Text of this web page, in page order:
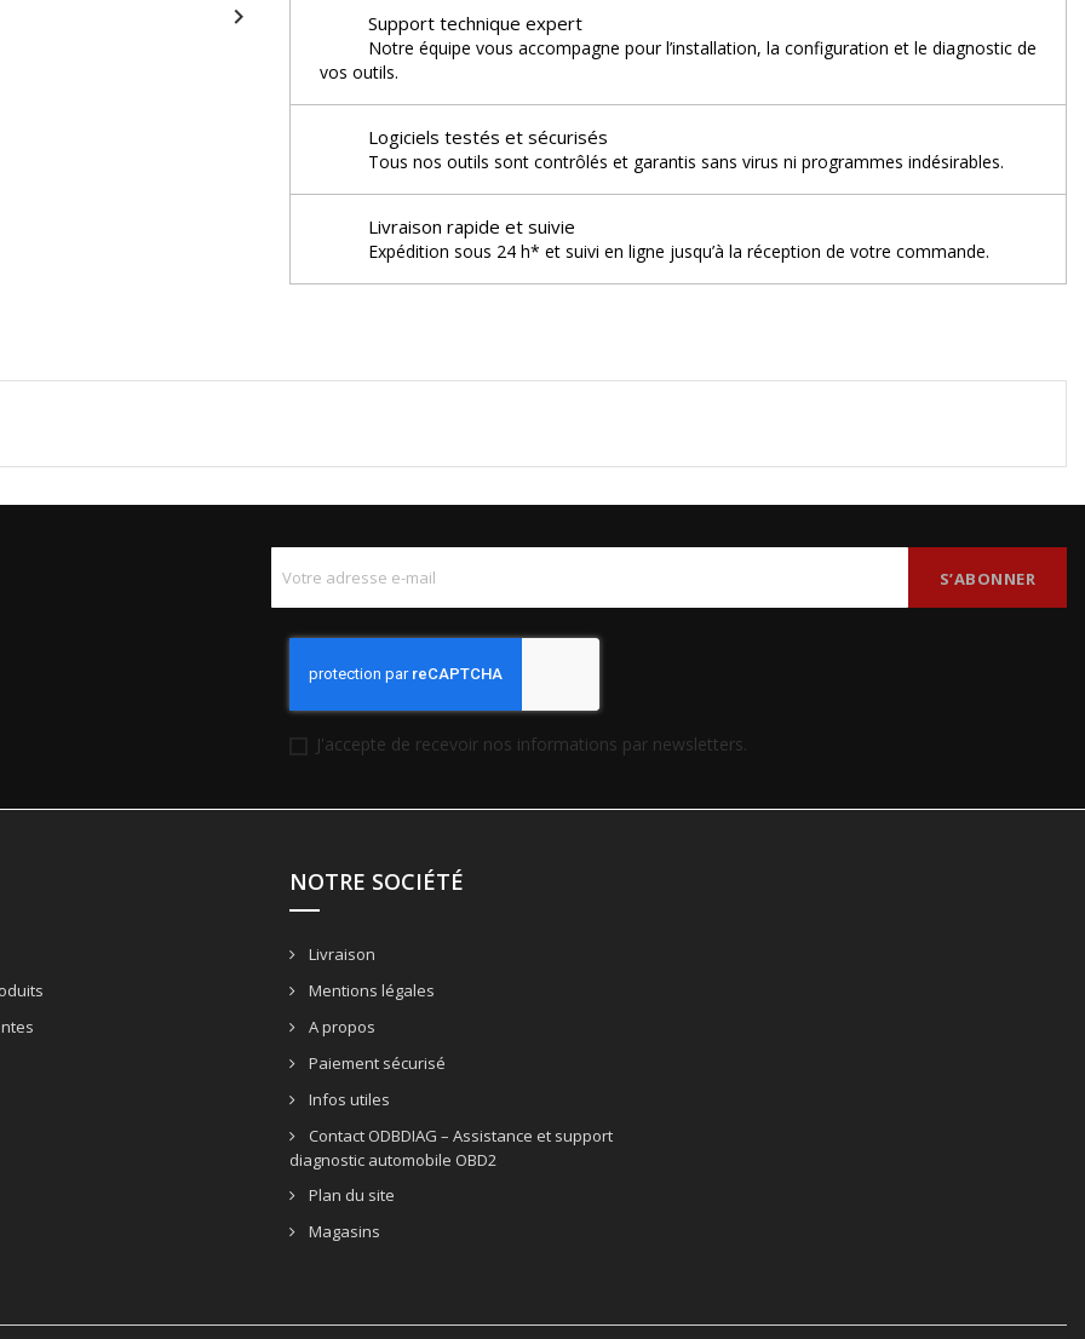
 Support technique expert
Notre équipe vous accompagne pour l’installation, la configuration et le diagnostic de
vos outils.
Logiciels testés et sécurisés
Tous nos outils sont contrôlés et garantis sans virus ni programmes indésirables.
Livraison rapide et suivie
Expédition sous 24 h* et suivi en ligne jusqu’à la réception de votre commande.
J'accepte de recevoir nos informations par newsletters.
NOTRE SOCIÉTÉ
Livraison
Mentions légales
A propos
Paiement sécurisé
Infos utiles
Contact ODBDIAG – Assistance et support
diagnostic automobile OBD2
Plan du site
Magasins